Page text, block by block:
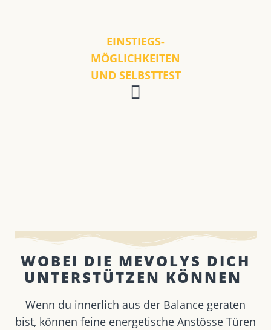
EINSTIEGS-
MÖGLICHKEITEN
UND SELBSTTEST
WOBEI DIE MEVOLYS DICH
UNTERSTÜTZEN KÖNNEN ​
Wenn du innerlich aus der Balance geraten
bist, können feine energetische Anstösse Türen